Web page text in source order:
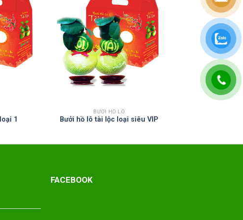
1
BƯỞI HỒ LÔ
Bưởi hồ lô tài lộc loại siêu VIP
FACEBOOK